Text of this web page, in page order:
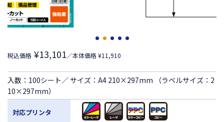
税込価格 ¥13,101／本体価格 ¥11,910
入数：100シート／ サイズ：A4 210×297mm （ラベルサイズ：2
10×297mm）
対応プリンタ